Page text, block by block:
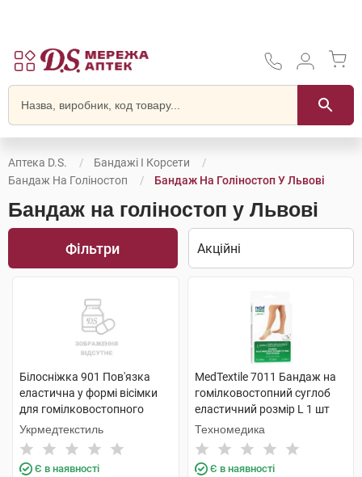
Аптека D.S.
Бандажі І Корсети
Бандаж На Голіностоп
Бандаж На Голіностоп У Львові
Бандаж на голіностоп у Львові
Фільтри
Білосніжка 901 Пов'язка
еластична у формі вісімки
для гомілковостопного
суглобу розмір 1 1 шт
Укрмедтекстиль
Є в наявності
MedTextile 7011 Бандаж на
гомілковостопний суглоб
еластичний розмір L 1 шт
Техномедика
Є в наявності